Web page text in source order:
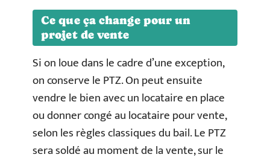
Ce que ça change pour un
projet de vente
Si on loue dans le cadre d’une exception,
on conserve le PTZ. On peut ensuite
vendre le bien avec un locataire en place
ou donner congé au locataire pour vente,
selon les règles classiques du bail. Le PTZ
sera soldé au moment de la vente, sur le